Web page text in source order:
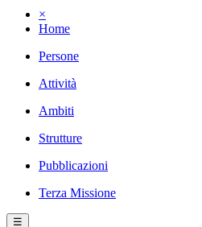
×
Home
Persone
Attività
Ambiti
Strutture
Pubblicazioni
Terza Missione
☰